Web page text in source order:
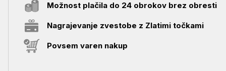
Možnost plačila do 24 obrokov brez obresti
Nagrajevanje zvestobe z Zlatimi točkami
Povsem varen nakup